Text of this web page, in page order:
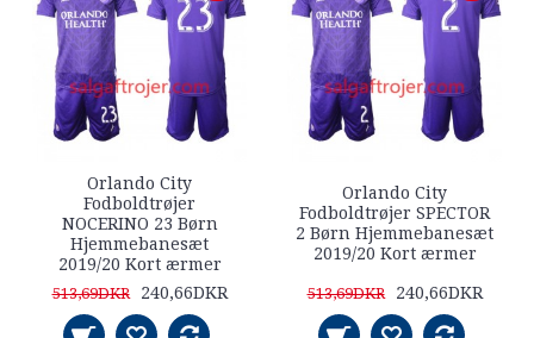
Orlando City
Fodboldtrøjer
NOCERINO 23 Børn
Hjemmebanesæt
2019/20 Kort ærmer
513,69DKR 240,66DKR
Orlando City
Fodboldtrøjer SPECTOR
2 Børn Hjemmebanesæt
2019/20 Kort ærmer
513,69DKR 240,66DKR